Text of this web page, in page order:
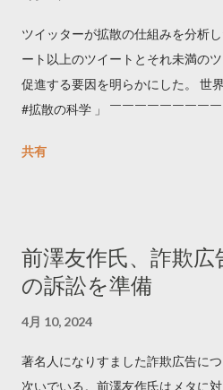
ツイッターが拡散の仕組みを分析
ート以上のツイートとそれ未満の
促進する要因を明らかにした。
#拡散の科学 」 ￣￣￣￣￣￣￣￣
学しました。 ー バズの目安は
トするのか？ https://
共有
前澤友作氏、詐欺
の訴訟を準備
4月 10, 2024
著名人になりすました詐欺広告に
次いでいる。前澤友作氏はメタに